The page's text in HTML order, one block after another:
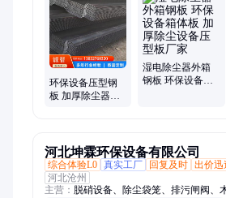
钢板q235、48袋除尘、碳素钢板、箱体隔
板、热轧钢板、除尘设备、钢板铁板、厚
pps滤布袋
环保设备压型钢
板 加厚除尘器压
湿电除尘器外箱
钢板 环保设备箱
河北坤霖环保设备有限公司
综合体验L0 真实工厂 回复及时 出价迅
河北沧州
主营： 脱硝设备、除尘袋笼、排污闸阀、